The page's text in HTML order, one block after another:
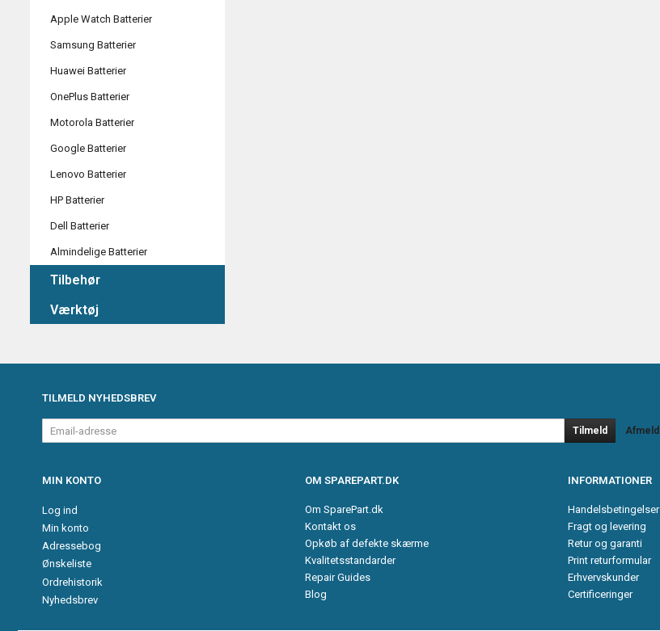
Apple Watch Batterier
Samsung Batterier
Huawei Batterier
OnePlus Batterier
Motorola Batterier
Google Batterier
Lenovo Batterier
HP Batterier
Dell Batterier
Almindelige Batterier
Tilbehør
Værktøj
TILMELD NYHEDSBREV
Email-
adresse
Tilmeld Afmeld
MIN KONTO
Log ind
Min konto
Adressebog
Ønskeliste
Ordrehistorik
Nyhedsbrev
OM SPAREPART.DK
Om SparePart.dk
Kontakt os
Opkøb af defekte skærme
Kvalitetsstandarder
Repair Guides
Blog
INFORMATIONER
Handelsbetingelser
Fragt og levering
Retur og garanti
Print returformular
Erhvervskunder
Certificeringer